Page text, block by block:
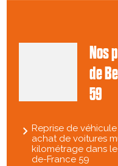
Nos
de
59
Reprise de
achat de voitures
kilométrage dans
de-France 59